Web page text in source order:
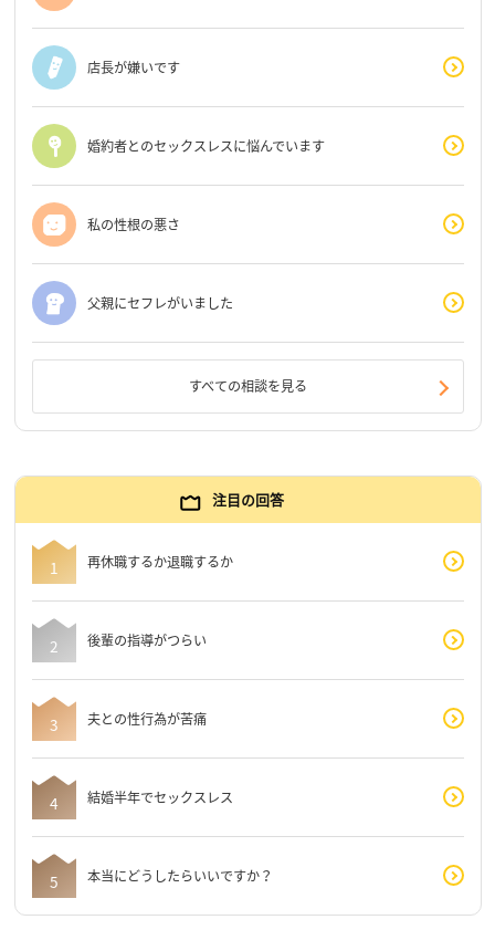
店長が嫌いです
婚約者とのセックスレスに悩んでいます
私の性根の悪さ
父親にセフレがいました
すべての相談を見る
注目の回答
再休職するか退職するか
後輩の指導がつらい
夫との性行為が苦痛
結婚半年でセックスレス
本当にどうしたらいいですか？